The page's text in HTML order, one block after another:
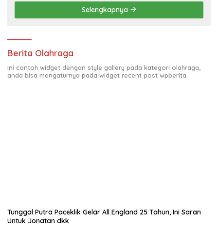
Selengkapnya
Berita Olahraga
Ini contoh widget dengan style gallery pada kategori olahraga,
anda bisa mengaturnya pada widget recent post wpberita.
Tunggal Putra Paceklik Gelar All England 25 Tahun, Ini Saran
Untuk Jonatan dkk